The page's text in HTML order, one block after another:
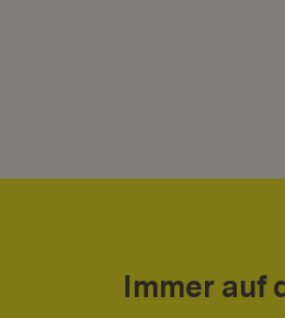
Immer auf